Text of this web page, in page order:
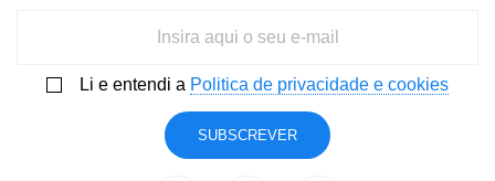
Li e entendi a Politica de privacidade e cookies
SUBSCREVER